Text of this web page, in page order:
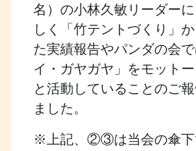
名）の小林久敏リーダー
しく「竹テントづくり」
た実績報告やパンダの会
イ・ガヤガヤ」をモット
と活動していることのご
ました。
※上記、②③は当会の傘下